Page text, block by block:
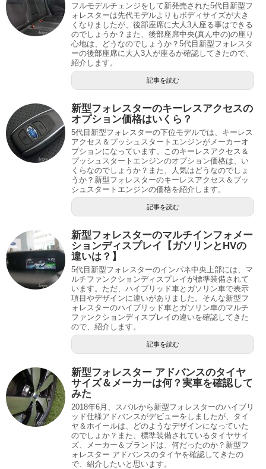
フルモデルチェンジをして新発売された5代目新型フ
ォレスターは先代モデルよりもボディサイズが大き
くなりましたが、後部座席に大人3人座る事はできる
のでしょうか？また、後部座席中央(真ん中の)の座り
心地は、どうなのでしょうか？5代目新型フォレスタ
ーの後部座席に大人3人が座るか確認してきたので、
紹介します。
記事を読む
新型フォレスターのキーレスアクセスの
オプション価格はいくら？
5代目新型フォレスターの下位モデルでは、キーレス
アクセス＆プッシュスタートエンジンがメーカーオ
プションになっています。このキーレスアクセス＆
プッシュスタートエンジンのオプション価格は、い
くらなのでしょうか？また、人気はどうなのでしょ
うか？新型フォレスターのキーレスアクセス＆プッ
シュスタートエンジンの価格を紹介します。
記事を読む
新型フォレスターのマルチインフォメー
ションディスプレイ【ガソリンとHVの
違いは？】
5代目新型フォレスターのインパネ中央上部には、マ
ルチファンクションディスプレイが標準装備されて
います。ただ、ハイブリッド車とガソリン車で表示
項目やデザインに違いがありました。そんな新型フ
ォレスターのハイブリッド車とガソリン車のマルチ
ファンクションディスプレイの違いを確認してきた
ので、紹介します。
記事を読む
新型フォレスター アドバンスのタイヤ
サイズ＆メーカーは何？実車を確認して
みた
2018年6月、スバルから新型フォレスターのハイブリ
ッド仕様アドバンスがデビューをしましたが、タイ
ヤ＆ホイールは、どのようなデザインになっていた
のでしょか？また、標準装備されているタイヤサイ
ズ、メーカー＆ブランドは、何だったのか？新型フ
ォレスター アドバンスのタイヤを確認してきたの
で、紹介したいと思います。